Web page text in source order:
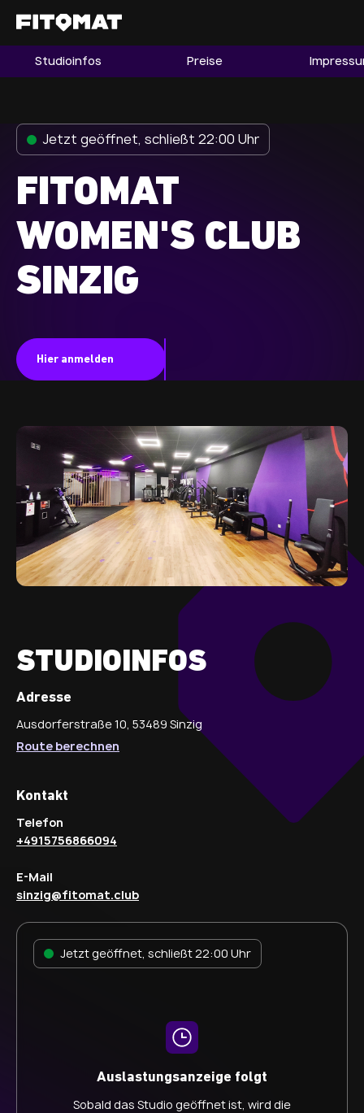
Gym
Franchise
Guide
Studioinfos Preise
Jetzt geöffnet, schließt 22:00 Uhr
FITOMAT
WOMEN'S CLUB
SINZIG
Hier anmelden
STUDIOINFOS
Jetzt geöffnet, schließt 22:00 Uhr
Auslastungsanzeige folgt
Sobald das Studio geöffnet ist, wird die
Adresse
Ausdorferstraße 10, 53489 Sinzig
Route berechnen
Kontakt
Telefon
+4915756866094
E-Mail
sinzig@fitomat.club